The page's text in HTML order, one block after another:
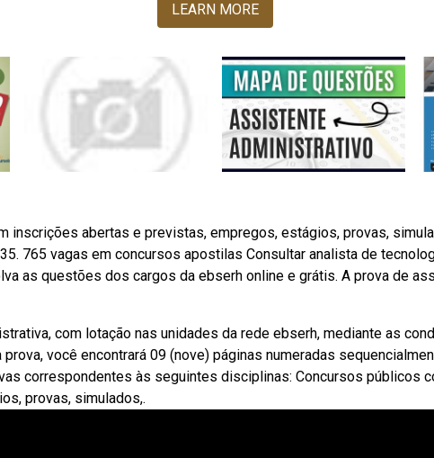
LEARN MORE
inscrições abertas e previstas, empregos, estágios, provas,
765 vagas em concursos apostilas Consultar analista de
as questões dos cargos da ebserh online e grátis. A prova de
com lotação nas unidades da rede ebserh, mediante as
você encontrará 09 (nove) páginas numeradas
correspondentes às seguintes disciplinas: Concursos públicos
provas, simulados,.